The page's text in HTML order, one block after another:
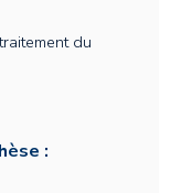
du
: